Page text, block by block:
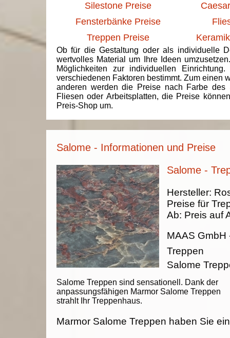
Silestone Preise
Fensterbänke Preise
Treppen Preise
Ob für die Gestaltung oder als individuelle
wertvolles Material um Ihre Ideen
Möglichkeiten zur individuellen
verschiedenen Faktoren bestimmt. Zum einen
anderen werden die Preise nach Farbe des
Fliesen oder Arbeitsplatten, die Preise
Preis-Shop um.
Salome - Informationen und Preise
Salome -
Salome Treppen sind sensationell. Dank der
anpassungsfähigen Marmor Salome Treppen
strahlt Ihr Treppenhaus.
Hersteller:
Preise für
Ab: Preis auf
MAAS GmbH
Treppen
Salome
Marmor Salome Treppen haben Sie